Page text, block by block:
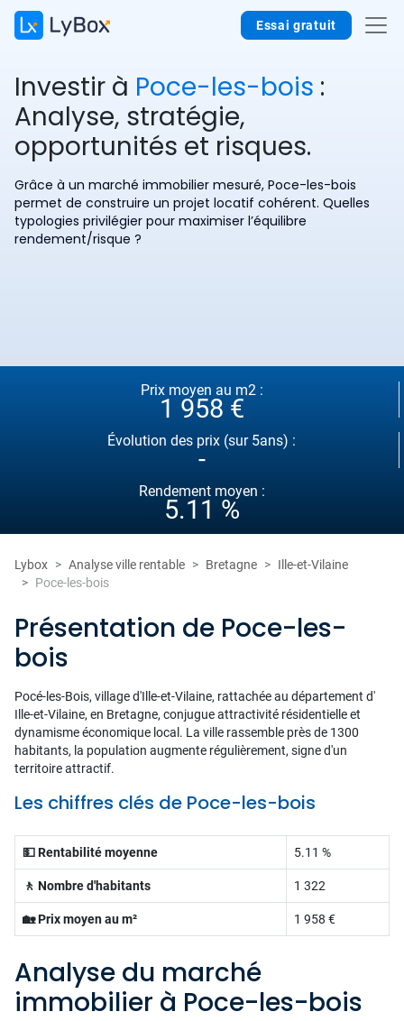
Essai gratuit
Investir à Poce-les-bois :
Analyse, stratégie,
opportunités et risques.
Grâce à un marché immobilier mesuré, Poce-les-bois
permet de construire un projet locatif cohérent. Quelles
typologies privilégier pour maximiser l’équilibre
rendement/risque ?
Prix moyen au m2 :
1 958 €
Évolution des prix (sur 5ans) :
-
Rendement moyen :
5.11 %
Lybox Analyse ville rentable Bretagne
Ille-et-Vilaine
Poce-les-bois
Présentation de Poce-les-
bois
Pocé-les-Bois, village d'Ille-et-Vilaine, rattachée au département d'
Ille-et-Vilaine, en Bretagne, conjugue attractivité résidentielle et
dynamisme économique local. La ville rassemble près de 1300
habitants, la population augmente régulièrement, signe d'un
territoire attractif.
Les chiffres clés de Poce-les-bois
💵 Rentabilité moyenne 5.11 %
🚶 Nombre d'habitants 1 322
🏡 Prix moyen au m² 1 958 €
Analyse du marché
immobilier à Poce-les-bois